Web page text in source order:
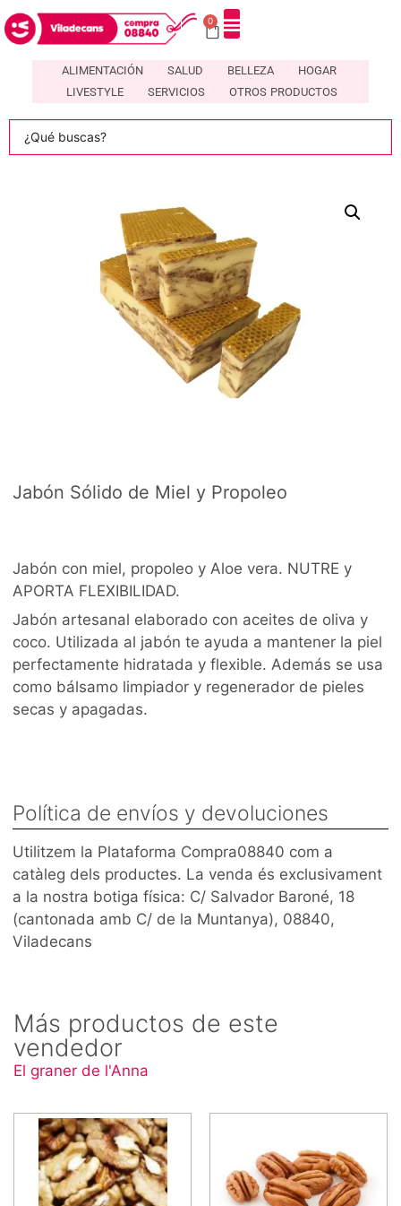
0
ALIMENTACIÓN SALUD BELLEZA
HOGAR
LIVESTYLE
SERVICIOS OTROS PRODUCTOS
Jabón Sólido de Miel y Propoleo
Jabón con miel, propoleo y Aloe vera. NUTRE y
APORTA FLEXIBILIDAD.
Jabón artesanal elaborado con aceites de oliva y
coco. Utilizada al jabón te ayuda a mantener la piel
perfectamente hidratada y flexible. Además se usa
como bálsamo limpiador y regenerador de pieles
secas y apagadas.
Política de envíos y devoluciones
Utilitzem la Plataforma Compra08840 com a
catàleg dels productes. La venda és exclusivament
a la nostra botiga física: C/ Salvador Baroné, 18
(cantonada amb C/ de la Muntanya), 08840,
Viladecans
Más productos de este
vendedor
El graner de l'Anna